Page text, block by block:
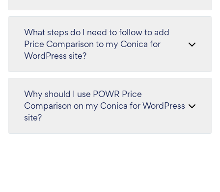
What steps do I need to follow to add
Price Comparison to my Conica for
WordPress site?
Why should I use POWR Price
Comparison on my Conica for WordPress
site?